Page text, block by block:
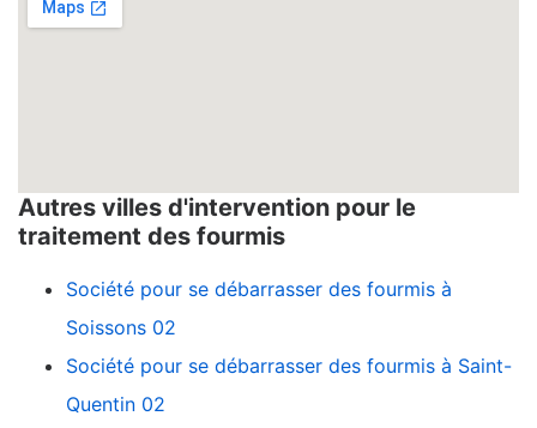
Autres villes d'intervention pour le
traitement des fourmis
Société pour se débarrasser des fourmis à
Soissons 02
Société pour se débarrasser des fourmis à Saint-
Quentin 02